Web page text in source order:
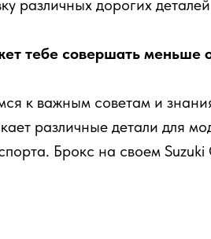
различных дорогих
тебе совершать меньше
к важным советам и
различные детали для
Брокс на своем